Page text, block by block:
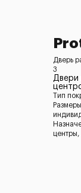
Дверь
3
Двери
Тип
центры,